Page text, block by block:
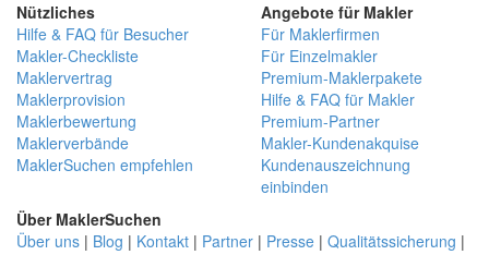
Nützliches
Hilfe & FAQ für Besucher
Makler-Checkliste
Maklervertrag
Maklerprovision
Maklerbewertung
Maklerverbände
MaklerSuchen empfehlen
Angebote für Makler
Für Maklerfirmen
Für Einzelmakler
Premium-Maklerpakete
Hilfe & FAQ für Makler
Premium-Partner
Makler-Kundenakquise
Kundenauszeichnung
einbinden
Über MaklerSuchen
Über uns | Blog | Kontakt | Partner | Presse | Qualitätssicherung |